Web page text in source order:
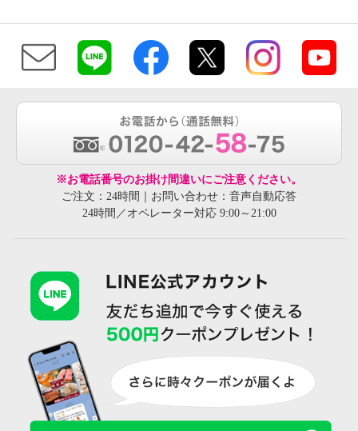
※お電話番号のお掛け間違いにご注意ください。
ご注文：24時間｜お問い合わせ：音声自動応答
24時間／オペレーター対応 9:00～21:00